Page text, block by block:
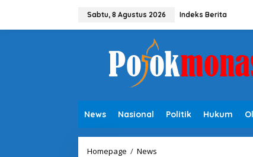
Sabtu, 8 Agustus 2026 Indeks Berita
News Nasional Politik Hukum
Homepage / News